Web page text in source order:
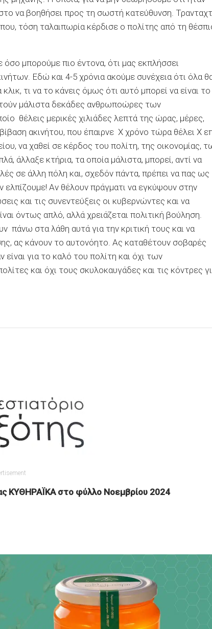
να βοηθήσει προς τη σωστή κατεύθυνση.
τόση ταλαιπωρία κέρδισε ο πολίτης από τη
μπορούμε πιο έντονα, ότι μας εκπλήσσει
Εδώ και 4-5 χρόνια ακούμε συνέχεια ότι όλα
τι να το κάνεις όμως ότι αυτό μπορεί να είναι το
μάλιστα δεκάδες ανθρωποώρες των
θέλεις μερικές χιλιάδες λεπτά της ώρας, μέρες,
ακινήτου, που έπαιρνε Χ χρόνο τώρα θέλει Χ
να χαθεί σε κέρδος του πολίτη, της οικονομίας,
άλλαξε κτήρια, τα οποία μάλιστα, μπορεί, αντί να
σε άλλη πόλη και, σχεδόν πάντα, πρέπει να πας ως
ελπίζουμε! Αν θέλουν πράγματι να εγκύψουν στην
και τις συνεντεύξεις οι κυβερνώντες και να
όντως απλό, αλλά χρειάζεται πολιτική βούληση.
πάνω στα λάθη αυτά για την κριτική τους και να
ας κάνουν το αυτονόητο. Ας καταθέτουν σοβαρές
για το καλό του πολίτη και όχι των
και όχι τους σκυλοκαυγάδες και τις κόντρες
ΚΥΘΗΡΑΪΚΑ στο φύλλο Νοεμβρίου 2024